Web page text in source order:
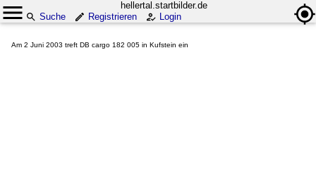
hellertal.startbilder.de
Suche
Registrieren Login
Am 2 Juni 2003 treft DB cargo 182 005 in Kufstein ein